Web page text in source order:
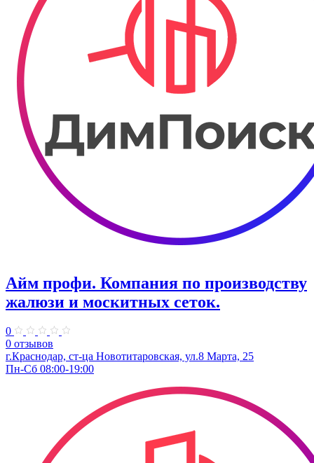
Айм профи. Компания по производству
жалюзи и москитных сеток.
0
0 отзывов
г.Краснодар, ст-ца Новотитаровская, ул.​8 Марта, 25
Пн-Сб 08:00-19:00